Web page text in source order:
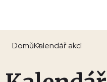
DomůKalendář akcí